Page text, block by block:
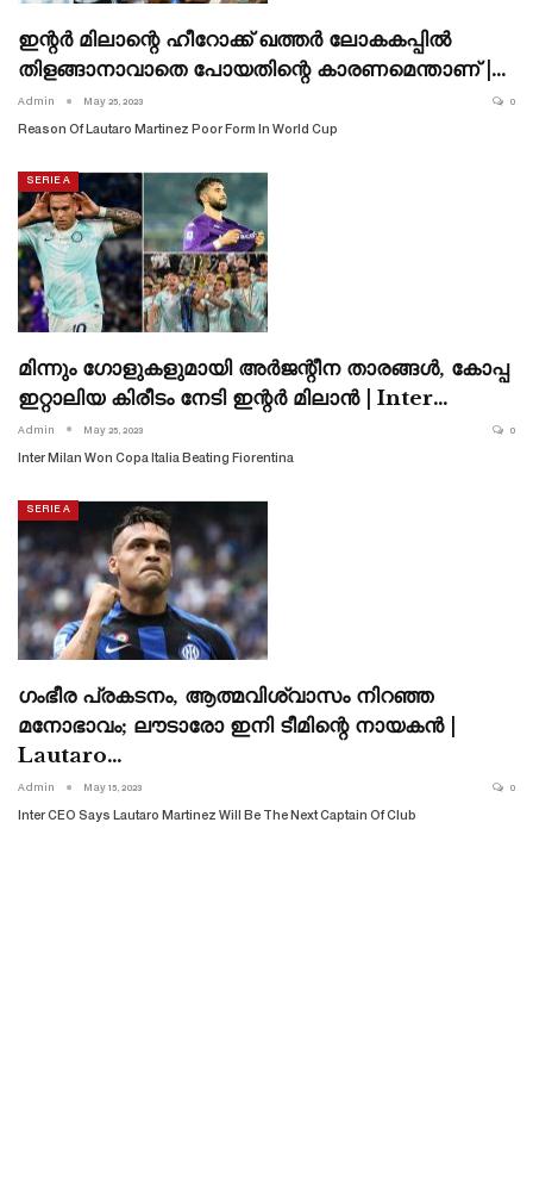
ഇന്റർ മിലാന്റെ ഹീറോക്ക് ഖത്തർ ലോകകപ്പിൽ
തിളങ്ങാനാവാതെ പോയതിന്റെ കാരണമെന്താണ് |…
Admin May 25, 2023 0
Reason Of Lautaro Martinez Poor Form In World Cup
SERIE A
മിന്നും ഗോളുകളുമായി അർജന്റീന താരങ്ങൾ, കോപ്പ
ഇറ്റാലിയ കിരീടം നേടി ഇന്റർ മിലാൻ | Inter…
Admin May 25, 2023 0
Inter Milan Won Copa Italia Beating Fiorentina
SERIE A
ഗംഭീര പ്രകടനം, ആത്മവിശ്വാസം നിറഞ്ഞ
മനോഭാവം; ലൗടാരോ ഇനി ടീമിന്റെ നായകൻ |
Lautaro…
Admin May 15, 2023 0
Inter CEO Says Lautaro Martinez Will Be The Next Captain Of Club